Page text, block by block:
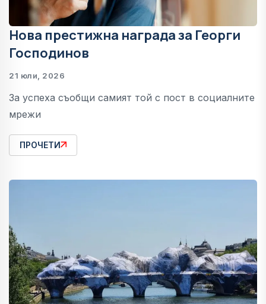
Нова престижна награда за Георги
Господинов
21 юли, 2026
За успеха съобщи самият той с пост в социалните
мрежи
ПРОЧЕТИ